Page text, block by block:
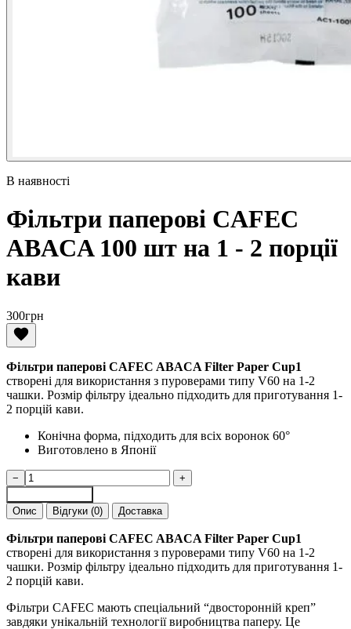
В наявності
Фільтри паперові CAFEC
ABACA 100 шт на 1 - 2 порції
кави
300грн
Фільтри паперові CAFEC ABACA Filter Paper Cup1
створені для використання з пуроверами типу V60 на 1-2
чашки. Розмір фільтру ідеально підходить для приготування 1-
2 порцій кави.
Конічна форма, підходить для всіх воронок 60°
Виготовлено в Японії
Фільтри
паперові
CAFEC
ABACA
100
шт
на
1
-
2
порції
−
+
Опис
Відгуки (0) Доставка
Фільтри паперові CAFEC ABACA Filter Paper Cup1
створені для використання з пуроверами типу V60 на 1-2
чашки. Розмір фільтру ідеально підходить для приготування 1-
2 порцій кави.
Фільтри CAFEC мають спеціальний “двосторонній креп”
завдяки унікальній технології виробництва паперу. Це